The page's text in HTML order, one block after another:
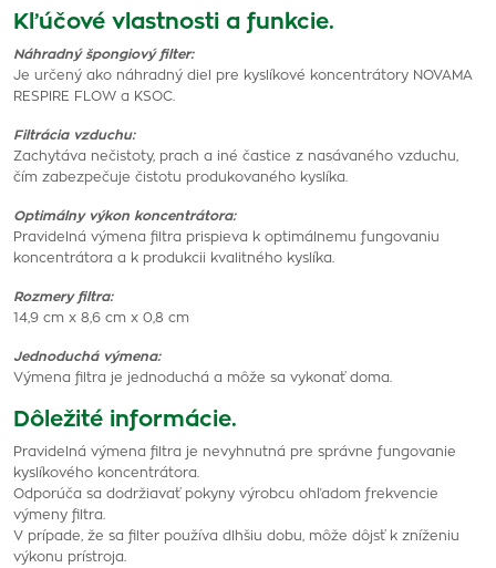
Kľúčové vlastnosti a funkcie.
Náhradný špongiový filter:
Je určený ako náhradný diel pre kyslíkové koncentrátory NOVAMA
RESPIRE FLOW a KSOC.
Filtrácia vzduchu:
Zachytáva nečistoty, prach a iné častice z nasávaného vzduchu,
čím zabezpečuje čistotu produkovaného kyslíka.
Optimálny výkon koncentrátora:
Pravidelná výmena filtra prispieva k optimálnemu fungovaniu
koncentrátora a k produkcii kvalitného kyslíka.
Rozmery filtra:
14,9 cm x 8,6 cm x 0,8 cm
Jednoduchá výmena:
Výmena filtra je jednoduchá a môže sa vykonať doma.
Dôležité informácie.
Pravidelná výmena filtra je nevyhnutná pre správne fungovanie
kyslíkového koncentrátora.
Odporúča sa dodržiavať pokyny výrobcu ohľadom frekvencie
výmeny filtra.
V prípade, že sa filter používa dlhšiu dobu, môže dôjsť k zníženiu
výkonu prístroja.